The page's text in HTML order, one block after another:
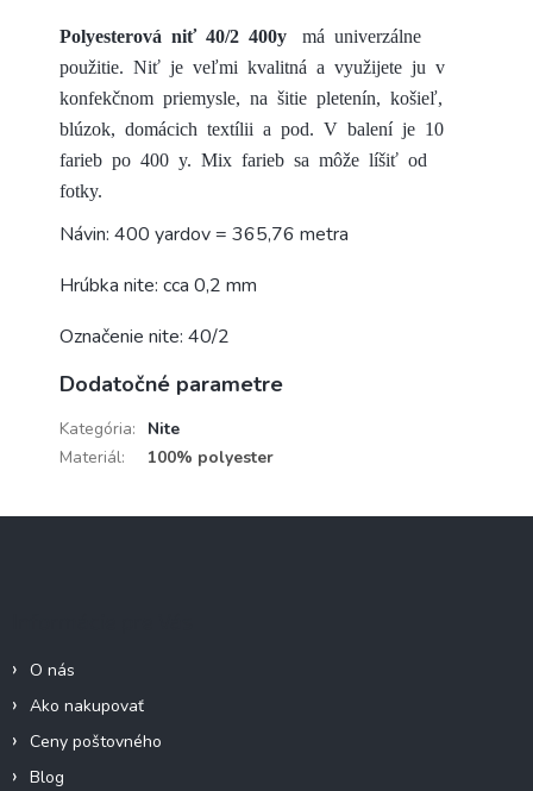
Polyesterová niť 40/2 400y
má univerzálne
použitie. Niť je veľmi kvalitná a využijete ju v
konfekčnom priemysle, na šitie pletenín, košieľ,
blúzok, domácich textílii a pod. V balení je 10
farieb po 400 y. Mix farieb sa môže líšiť od
fotky.
Návin: 400 yardov = 365,76 metra
Hrúbka nite: cca 0,2 mm
Označenie nite: 40/2
Dodatočné parametre
Kategória:
Nite
Materiál: 100% polyester
O nás
Ako nakupovať
Ceny poštovného
Blog